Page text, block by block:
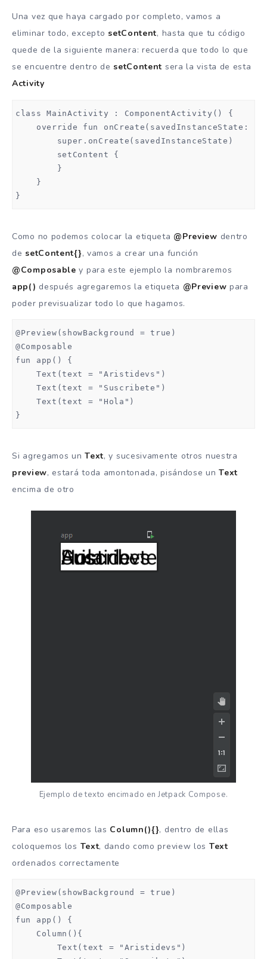
Una vez que haya cargado por completo, vamos a
eliminar todo, exceptosetContent, hasta que tu código
quede de la siguiente manera: recuerda que todo lo que
se encuentre dentro desetContent sera la vista de esta
Activity
class MainActivity : ComponentActivity() {
override fun onCreate(savedInstanceState:
        super.onCreate(savedInstanceState)
        setContent {
        }
    }
}
Como no podemos colocar la etiqueta @Preview dentro
de setContent{}, vamos a crear una función
@Composable y para este ejemplo la nombraremos
app() después agregaremos la etiqueta @Preview para
poder previsualizar todo lo que hagamos.
@Preview(showBackground = true)
@Composable
fun app() {
    Text(text = "Aristidevs")
    Text(text = "Suscribete")
    Text(text = "Hola")
}
Si agregamos unText, y sucesivamente otros nuestra
preview, estará toda amontonada, pisándose unText
encima de otro
Ejemplo de texto encimado en Jetpack Compose.
Para eso usaremos las Column(){}, dentro de ellas
coloquemos los Text, dando como preview los Text
ordenados correctamente
@Preview(showBackground = true)
@Composable
fun app() {
    Column(){
        Text(text = "Aristidevs")